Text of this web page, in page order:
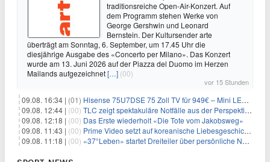
traditionsreiche Open-Air-Konzert. Auf
dem Programm stehen Werke von
George Gershwin und Leonard
Bernstein. Der Kultursender arte
überträgt am Sonntag, 6. September, um 17.45 Uhr die
diesjährige Ausgabe des «Concerto per Milano». Das Konzert
wurde am 13. Juni 2026 auf der Piazza del Duomo im Herzen
Mailands aufgezeichnet[…] (00)
vor 15 Stunden
09.08. 16:34 | (01) Hisense 75U7DSE 75 Zoll TV für 949€ – Mini LED, 144Hz, 2026
09.08. 12:44 | (00) TLC zeigt spektakuläre Notfälle aus der Perspektive der Patienten
09.08. 12:18 | (00) Das Erste wiederholt «Die Tote vom Jakobsweg»
09.08. 11:43 | (00) Prime Video setzt auf koreanische Liebesgeschichte
09.08. 11:18 | (00) «37°Leben» startet Dreiteiler über persönliche Neuanfänge